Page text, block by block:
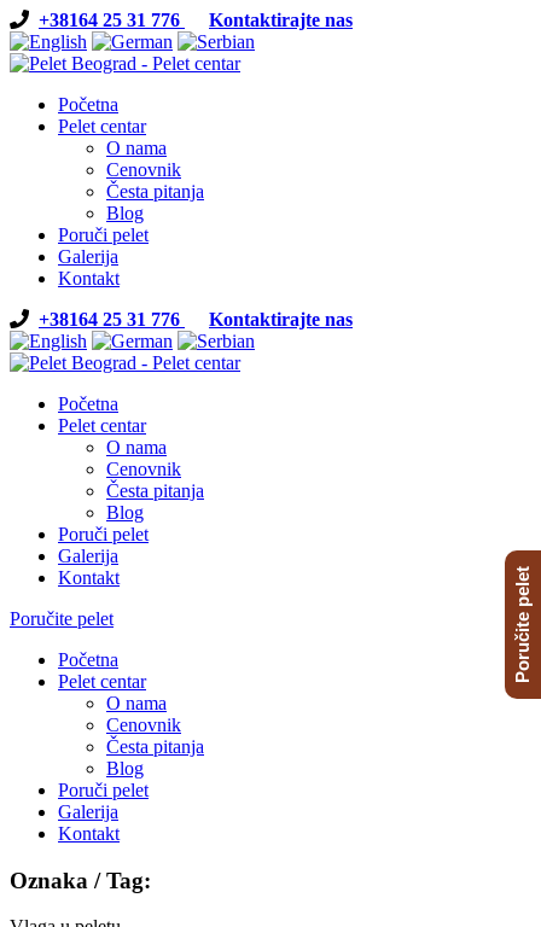
+38164 25 31 776 Kontaktirajte nas
Početna
Pelet centar
O nama
Cenovnik
Česta pitanja
Blog
Poruči pelet
Galerija
Kontakt
+38164 25 31 776
Kontaktirajte nas
Početna
Pelet centar
O nama
Cenovnik
Česta pitanja
Blog
Poruči pelet
Galerija
Kontakt
Poručite pelet
Početna
Pelet centar
O nama
Cenovnik
Česta pitanja
Blog
Poruči pelet
Galerija
Kontakt
Oznaka / Tag:
Poručite pelet